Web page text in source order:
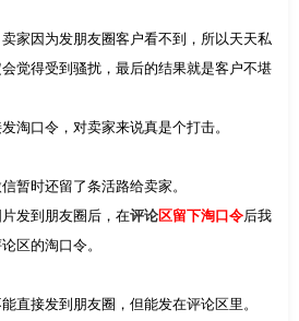
因为发朋友圈客户看不到，所以天天私
觉得受到骚扰，最后的结果就是客户不堪
口令，对卖家来说真是个打击。
时还留了条活路给卖家。
发到朋友圈后，在评论区留下淘口令后我
区的淘口令。
接发到朋友圈，但能发在评论区里。